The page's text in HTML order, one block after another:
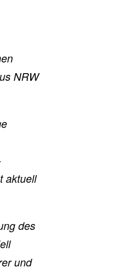
NRW
aktuell
des
und